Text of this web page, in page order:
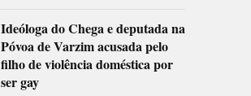
Ideóloga do Chega e deputada na
Póvoa de Varzim acusada pelo
filho de violência doméstica por
ser gay